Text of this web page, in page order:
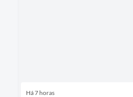
Há 7 horas